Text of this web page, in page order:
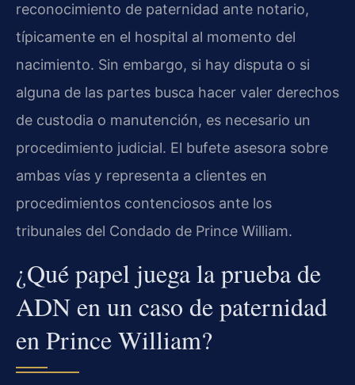
reconocimiento de paternidad ante notario,
típicamente en el hospital al momento del
nacimiento. Sin embargo, si hay disputa o si
alguna de las partes busca hacer valer derechos
de custodia o manutención, es necesario un
procedimiento judicial. El bufete asesora sobre
ambas vías y representa a clientes en
procedimientos contenciosos ante los
tribunales del Condado de Prince William.
¿Qué papel juega la prueba de
ADN en un caso de paternidad
en Prince William?